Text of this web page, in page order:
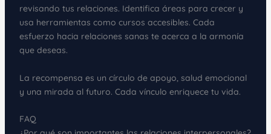
revisando tus relaciones. Identifica áreas para crecer y
usa herramientas como cursos accesibles. Cada
esfuerzo hacia relaciones sanas te acerca a la armonía
que deseas.
La recompensa es un círculo de apoyo, salud emocional
y una mirada al futuro. Cada vínculo enriquece tu vida.
FAQ